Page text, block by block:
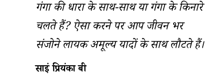
गंगा की धारा के साथ-साथ या गंगा के किनारे
चलते हैं? ऐसा करने पर आप जीवन भर
संजोने लायक अमूल्य यादों के साथ लौटते हैं।
साईं प्रियंका बी